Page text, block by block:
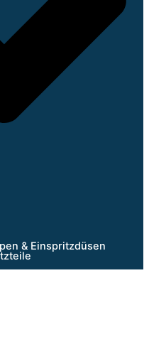
& Einspritzdüsen